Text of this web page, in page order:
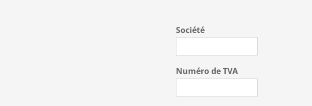
Société
Numéro de TVA